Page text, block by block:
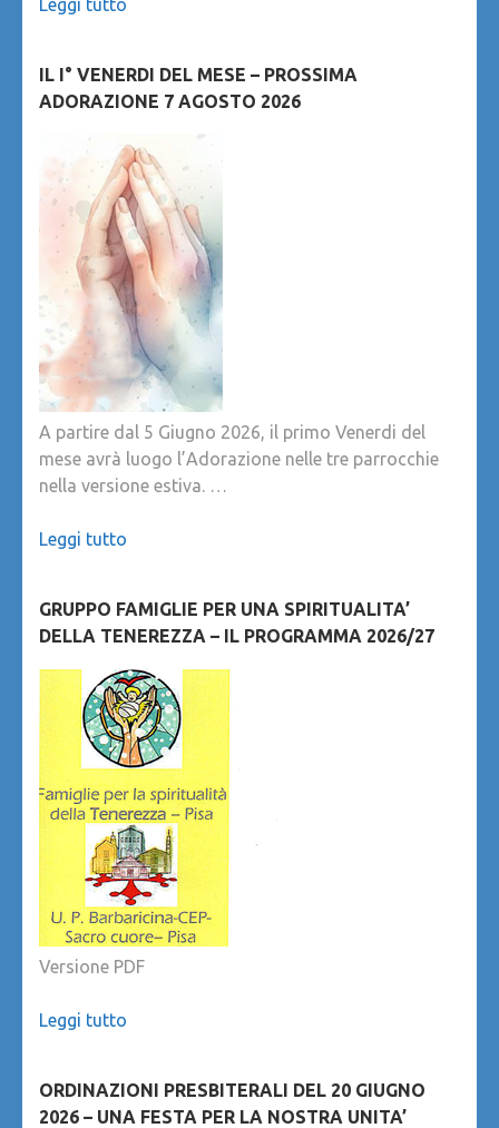
Leggi tutto
IL I° VENERDI DEL MESE – PROSSIMA
ADORAZIONE 7 AGOSTO 2026
A partire dal 5 Giugno 2026, il primo Venerdi del
mese avrà luogo l’Adorazione nelle tre parrocchie
nella versione estiva. …
Leggi tutto
GRUPPO FAMIGLIE PER UNA SPIRITUALITA’
DELLA TENEREZZA – IL PROGRAMMA 2026/27
Versione PDF
Leggi tutto
ORDINAZIONI PRESBITERALI DEL 20 GIUGNO
2026 – UNA FESTA PER LA NOSTRA UNITA’